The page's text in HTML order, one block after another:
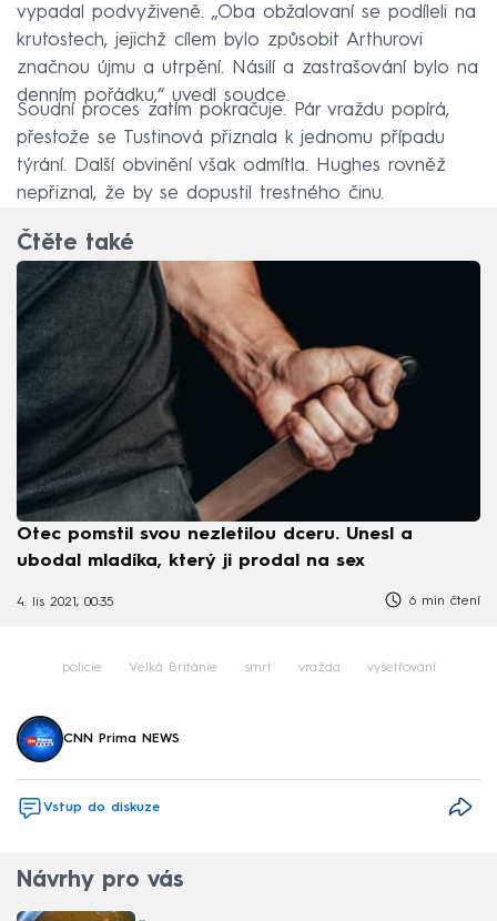
vypadal podvyživeně. „Oba obžalovaní se podíleli na
krutostech, jejichž cílem bylo způsobit Arthurovi
značnou újmu a utrpění. Násilí a zastrašování bylo na
denním pořádku,“ uvedl soudce.
Soudní proces zatím pokračuje. Pár vraždu popírá,
přestože se Tustinová přiznala k jednomu případu
týrání. Další obvinění však odmítla. Hughes rovněž
nepřiznal, že by se dopustil trestného činu.
Čtěte také
Otec pomstil svou nezletilou dceru. Unesl a
ubodal mladíka, který ji prodal na sex
4. lis 2021, 00:35 6 min čtení
policie Velká Británie smrt vražda vyšetřování
CNN Prima NEWS
Vstup do diskuze
Návrhy pro vás